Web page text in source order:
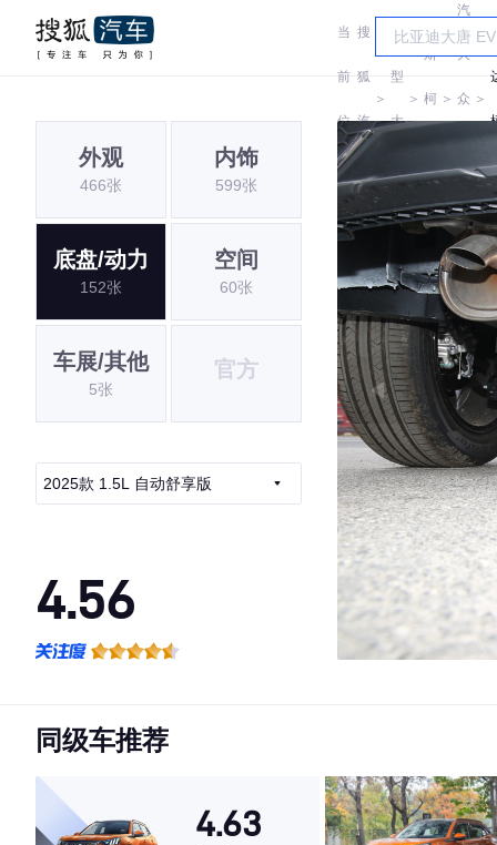
当
前
位
置:
搜
狐
汽
＞
车
型
大
＞
斯
柯 ＞
汽
大
众
达
＞
外观
466张
内饰
599张
底盘/动力
152张
空间
60张
车展/其他
5张
官方
2025款 1.5L 自动舒享版
4.56
·空间表现较为优秀，优于69%同级车
同级车推荐
4.63